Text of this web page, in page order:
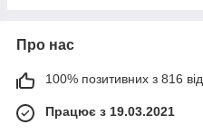
Про нас
100% позитивних з 816
Працює з 19.03.2021